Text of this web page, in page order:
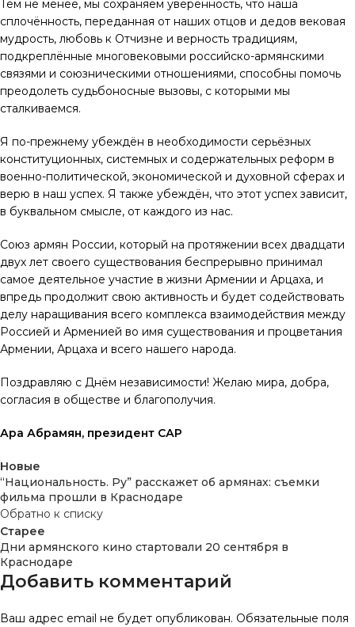
Тем не менее, мы сохраняем уверенность, что наша
сплочённость, переданная от наших отцов и дедов вековая
мудрость, любовь к Отчизне и верность традициям,
подкреплённые многовековыми российско-армянскими
связями и союзническими отношениями, способны помочь
преодолеть судьбоносные вызовы, с которыми мы
сталкиваемся.
Я по-прежнему убеждён в необходимости серьёзных
конституционных, системных и содержательных реформ в
военно-политической, экономической и духовной сферах и
верю в наш успех. Я также убеждён, что этот успех зависит,
в буквальном смысле, от каждого из нас.
Союз армян России, который на протяжении всех двадцати
двух лет своего существования беспрерывно принимал
самое деятельное участие в жизни Армении и Арцаха, и
впредь продолжит свою активность и будет содействовать
делу наращивания всего комплекса взаимодействия между
Россией и Арменией во имя существования и процветания
Армении, Арцаха и всего нашего народа.
Поздравляю с Днём независимости! Желаю мира, добра,
согласия в обществе и благополучия.
Ара Абрамян, президент САР
Новые
“Национальность. Ру” расскажет об армянах: съемки
фильма прошли в Краснодаре
Обратно к списку
Старее
Дни армянского кино стартовали 20 сентября в
Краснодаре
Добавить комментарий
Ваш адрес email не будет опубликован. Обязательные поля